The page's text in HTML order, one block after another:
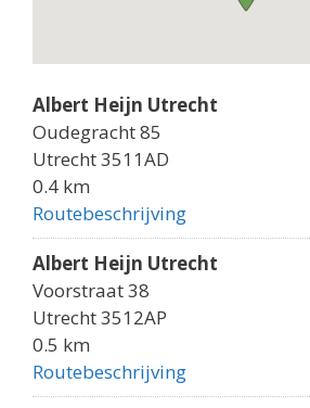
Albert Heijn Utrecht
Oudegracht 85
Utrecht 3511AD
0.4 km
Routebeschrijving
Albert Heijn Utrecht
Voorstraat 38
Utrecht 3512AP
0.5 km
Routebeschrijving